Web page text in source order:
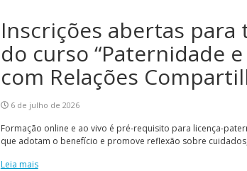
Inscrições abertas
do curso “Paternidade
com Relações
6 de julho de 2026
Formação online e ao vivo é pré-requisito para licença-
que adotam o benefício e promove reflexão sobre
Leia mais